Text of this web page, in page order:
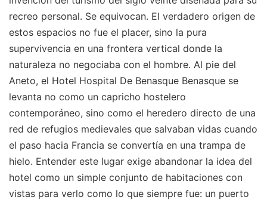
recreo personal. Se equivocan. El verdadero origen de
estos espacios no fue el placer, sino la pura
supervivencia en una frontera vertical donde la
naturaleza no negociaba con el hombre. Al pie del
Aneto, el Hotel Hospital De Benasque Benasque se
levanta no como un capricho hostelero
contemporáneo, sino como el heredero directo de una
red de refugios medievales que salvaban vidas cuando
el paso hacia Francia se convertía en una trampa de
hielo. Entender este lugar exige abandonar la idea del
hotel como un simple conjunto de habitaciones con
vistas para verlo como lo que siempre fue: un puerto